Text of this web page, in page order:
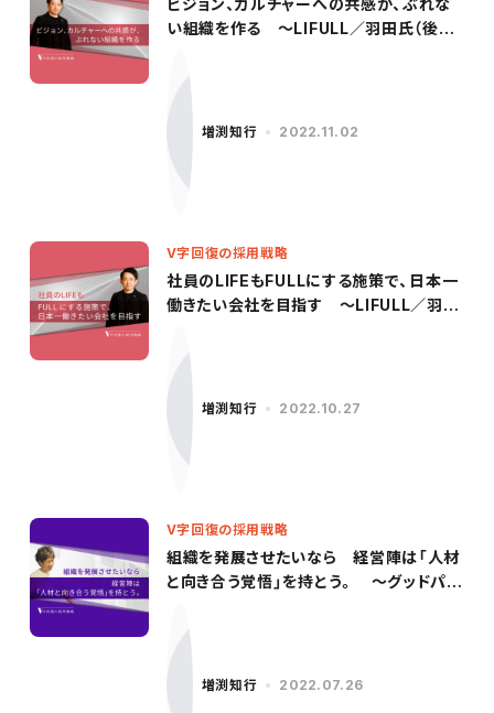
ビジョン、カルチャーへの共感が、ぶれな
い組織を作る ～LIFULL／羽田氏（後
増渕知行 2022.11.02
V字回復の採用戦略
社員のLIFEもFULLにする施策で、日本一
働きたい会社を目指す 〜LIFULL／羽田
増渕知行 2022.10.27
V字回復の採用戦略
組織を発展させたいなら 経営陣は「人材
と向き合う覚悟」を持とう。 〜グッドパッ
増渕知行 2022.07.26